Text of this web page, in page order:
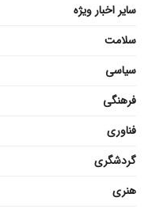
سایر اخبار ویژه
سلامت
سیاسی
فرهنگی
فناوری
گردشگری
هنری